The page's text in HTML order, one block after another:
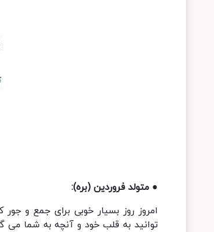
● متولد فروردین (بره):
امروز روز بسیار خوبی برای جمع و
توانید به قلب خود و آنچه به شما می